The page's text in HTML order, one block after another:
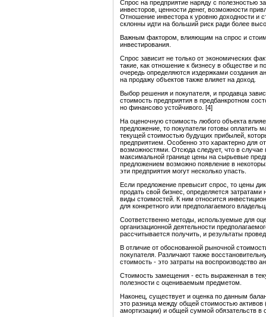
Спрос на предприятие наряду с полезностью
инвесторов, ценности денег, возможности
Отношение инвестора к уровню доходности и
склонны идти на больший риск ради более
Важным фактором, влияющим на спрос и
инвестирования.
Спрос зависит не только от экономических
такие, как отношение к бизнесу в обществе и
очередь определяются издержками создания
на продажу объектов также влияет на доход.
Выбор решения и покупателя, и продавца
стоимость предприятия в предбанкротном
но финансово устойчивого. [4]
На оценочную стоимость любого объекта
предложение, то покупатели готовы оплатить
текущей стоимостью будущих прибылей,
предприятием. Особенно это характерно для
возможностями. Отсюда следует, что в
максимальной границе цены на сырьевые
предложением возможно появление в
эти предприятия могут несколько упасть.
Если предложение превысит спрос, то цены
продать свой бизнес, определяется
виды стоимостей. К ним относится
для конкретного или предполагаемого
Соответственно методы, используемые для
организационной деятельности
рассчитывается получить, и результаты
В отличие от обоснованной рыночной
покупателя. Различают также
стоимость - это затраты на воспроизводство
Стоимость замещения - есть выраженная в
полезности с оцениваемым предметом.
Наконец, существует и оценка по данным
это разница между общей стоимостью
амортизации) и общей суммой обязательств в